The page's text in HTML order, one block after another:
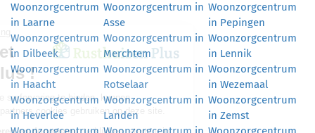
Woonzorgcentrum
in Laarne
Woonzorgcentrum in
Asse
Woonzorgcentrum
in Pepingen
Woonzorgcentrum
in Dilbeek
Woonzorgcentrum in
Merchtem
Woonzorgcentrum
in Lennik
Woonzorgcentrum
in Haacht
Woonzorgcentrum in
Rotselaar
Woonzorgcentrum
in Wezemaal
Woonzorgcentrum
in Heverlee
Woonzorgcentrum in
Landen
Woonzorgcentrum
in Zemst